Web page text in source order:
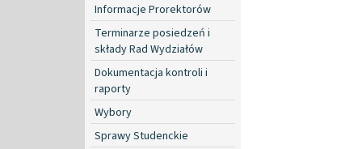
Informacje Prorektorów
Terminarze posiedzeń i
składy Rad Wydziałów
Dokumentacja kontroli i
raporty
Wybory
Sprawy Studenckie